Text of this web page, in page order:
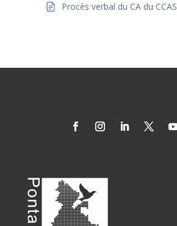
Procès verbal du CA du CCAS